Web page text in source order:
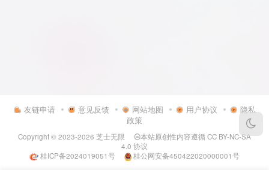
友链申请 意见反馈 网站地图 用户协议
隐私
政策
Copyright © 2023-2026 芝士无限 本站原创性内容遵循CC BY-NC-SA
4.0 协议
桂ICP备2024019051号
桂公网安备450422020000001号